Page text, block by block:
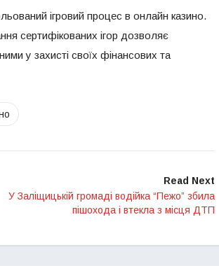
ігровий процес в онлайн казино.
сертифікованих ігор дозволяє
у захисті своїх фінансових та
Read Next
У Заліщицькій громаді водійка “Пежо” збила
пішохода і втекла з місця ДТП